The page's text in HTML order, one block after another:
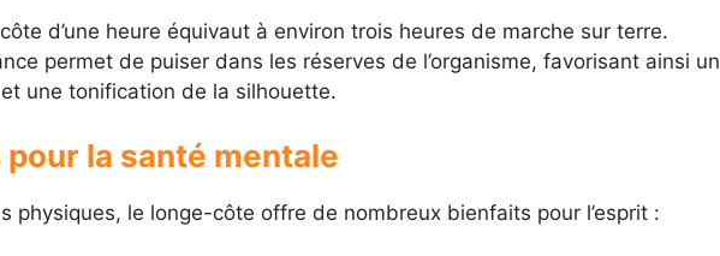
d’une heure équivaut à environ trois heures de marche sur terre.
permet de puiser dans les réserves de l’organisme, favorisant ainsi un
une tonification de la silhouette.
la santé mentale
physiques, le longe-côte offre de nombreux bienfaits pour l’esprit :